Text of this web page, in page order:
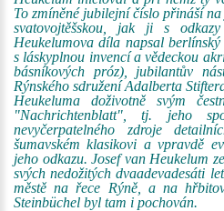
To zmíněné jubilejní číslo přináší
svatovojtěšskou, jak ji s
Heukelumova díla napsal
s láskyplnou invencí a vědeckou
básníkových próz), jubilantův
Rýnského sdružení Adalberta
Heukeluma doživotně svým
"Nachrichtenblatt", tj. jeho
nevyčerpatelného zdroje
šumavském klasikovi a vpravdě
jeho odkazu. Josef van Heukelum
svých nedožitých dvaadevadesáti
městě na řece Rýně, a na
Steinbüchel byl tam i pochován.